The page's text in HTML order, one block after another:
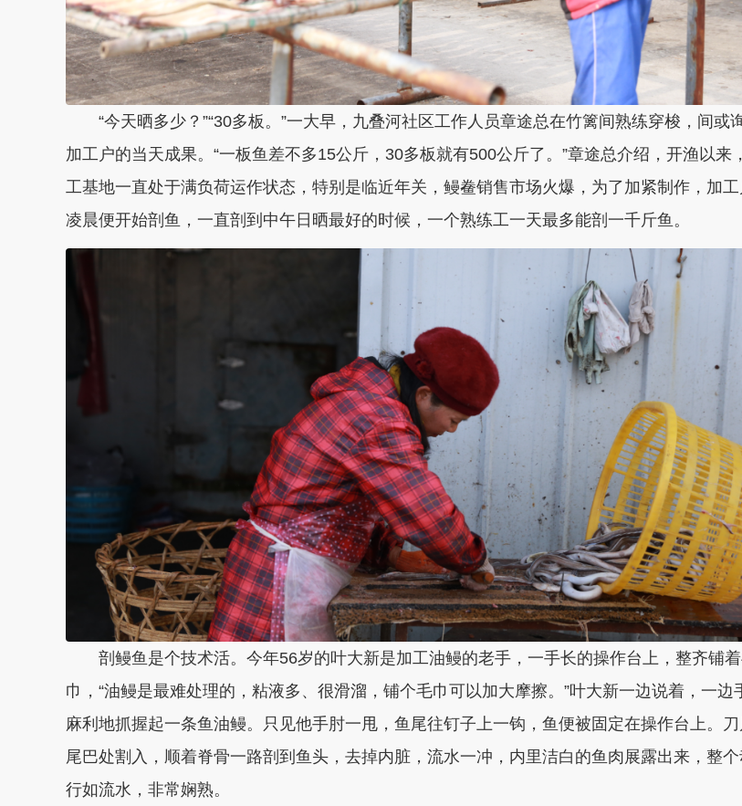
“今天晒多少？”“30多板。”一大早，九叠河社区工作人员章途总在竹篱间熟练穿梭，间或
加工户的当天成果。“一板鱼差不多15公斤，30多板就有500公斤了。”章途总介绍，开渔以来
工基地一直处于满负荷运作状态，特别是临近年关，鳗鲞销售市场火爆，为了加紧制作，加工
凌晨便开始剖鱼，一直剖到中午日晒最好的时候，一个熟练工一天最多能剖一千斤鱼。
剖鳗鱼是个技术活。今年56岁的叶大新是加工油鳗的老手，一手长的操作台上，整齐铺
巾，“油鳗是最难处理的，粘液多、很滑溜，铺个毛巾可以加大摩擦。”叶大新一边说着，一边
麻利地抓握起一条鱼油鳗。只见他手肘一甩，鱼尾往钉子上一钩，鱼便被固定在操作台上。刀
尾巴处割入，顺着脊骨一路剖到鱼头，去掉内脏，流水一冲，内里洁白的鱼肉展露出来，整
行如流水，非常娴熟。